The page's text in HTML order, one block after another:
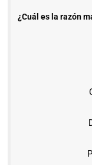
¿Cuál es la razón